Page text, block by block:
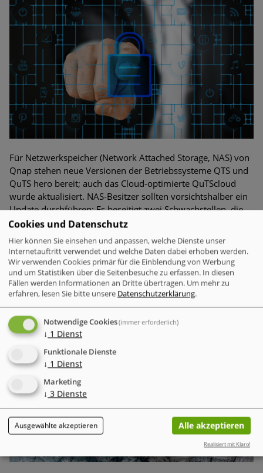
Für Netzwerkspeicher (Network Attached Storage, NAS) von
Qnap stehen neue Versionen der Betriebssysteme QTS und
QuTS hero bereit; auch das Cloud-optimierte QuTScloud
wurde aktualisiert. NAS-Besitzer sollten vorsichtshalber ein
Update durchführen: Es beseitigt zwei Schwachstellen, die
Angreifer unter bestimmten Voraussetzungen für den
Zugriff auf sensible Daten missbrauchen könnten.
Verschlüsselung & Datensicherheit
Sicherheitsupdate: Schadcode-Lücken in Mail-Client
Thunderbird geschlossen
Cookies und Datenschutz
Hier können Sie einsehen und anpassen, welche Dienste unser
Internetauftritt verwendet und welche Daten dabei erhoben werden.
Wir verwenden Cookies primär für die Einblendung von Werbung
und um Statistiken über die Seitenbesuche zu erfassen. In diesen
Fällen werden Informationen an Dritte übertragen. Um mehr zu
erfahren, lesen Sie bitte unsere Datenschutzerklärung.
Notwendige Cookies(immer erforderlich)
↓ 1 Dienst
Funktionale Dienste
↓ 1 Dienst
Marketing
↓ 3 Dienste
Ausgewählte akzeptieren Alle akzeptieren
Realisiert mit Klaro!